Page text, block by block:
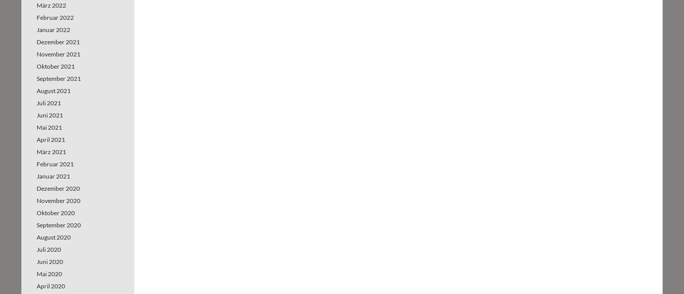
März 2022
Februar 2022
Januar 2022
Dezember 2021
November 2021
Oktober 2021
September 2021
August 2021
Juli 2021
Juni 2021
Mai 2021
April 2021
März 2021
Februar 2021
Januar 2021
Dezember 2020
November 2020
Oktober 2020
September 2020
August 2020
Juli 2020
Juni 2020
Mai 2020
April 2020